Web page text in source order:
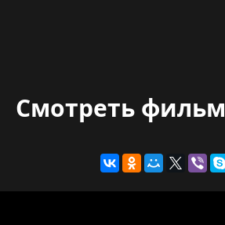
Смотреть фильм